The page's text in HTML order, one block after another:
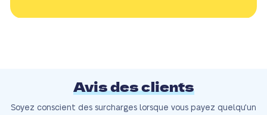
Avis des clients
Soyez conscient des surcharges lorsque vous payez quelqu'un